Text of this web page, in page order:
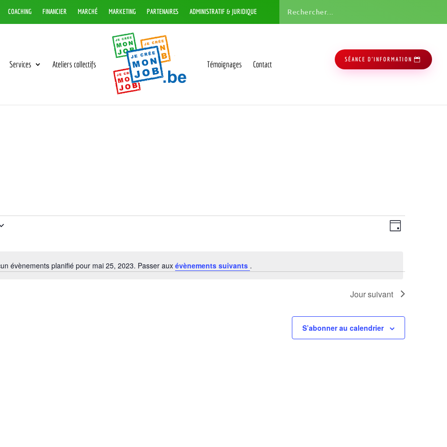
COACHING FINANCIER MARCHÉ MARKETING PARTENAIRES ADMINISTRATIF & JURIDIQUE
Services Ateliers collectifs Témoignages Contact
SÉANCE D'INFORMATION
Notice
évènements planifié pour mai 25, 2023. Passer aux évènements suivants .
Navigation
par
Navigation
de
Jour
Jour suivant
S’abonner au calendrier